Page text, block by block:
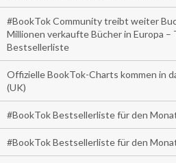
#BookTok Community treibt weiter
Millionen verkaufte Bücher in Europa
Bestsellerliste
Offizielle BookTok-Charts kommen in
(UK)
#BookTok Bestsellerliste für den
#BookTok Bestsellerliste für den